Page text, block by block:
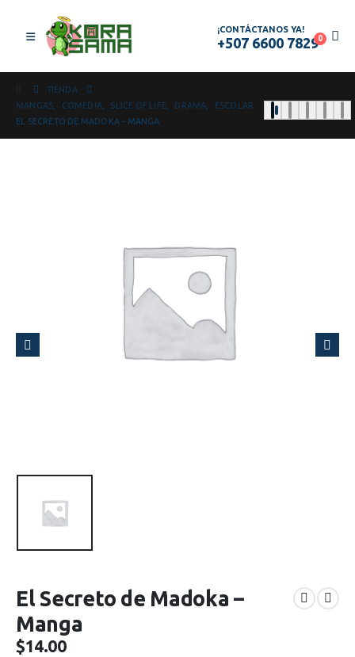
¡CONTÁCTANOS YA!
+507 6600 78290
TIENDA
MANGAS
COMEDIA SLICE OF LIFE DRAMA
ESCOLAR
EL SECRETO DE MADOKA – MANGA
El Secreto de Madoka –
Manga
$14.00